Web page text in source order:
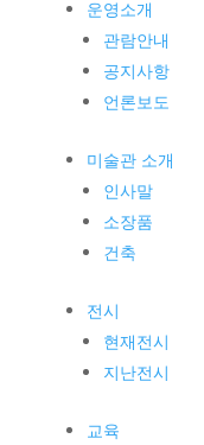
운영소개
관람안내
공지사항
언론보도
미술관 소개
인사말
소장품
건축
전시
현재전시
지난전시
교육